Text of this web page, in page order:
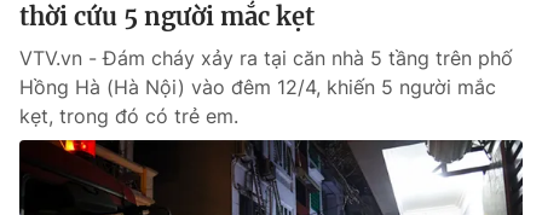
Nguyễn Trọng Ninh
Tổng đài VTV:
024.38 355 931 - 024.38 355 932
Ðiện thoại Thời báo VTV:024.66 897 897
Email:toasoan@vtv.vn
Liên hệ quảng cáo:024-7300.7108
thời cứu 5 người mắc kẹt
VTV.vn - Đám cháy xảy ra tại căn nhà 5 tầng trên phố
Hồng Hà (Hà Nội) vào đêm 12/4, khiến 5 người mắc
kẹt, trong đó có trẻ em.